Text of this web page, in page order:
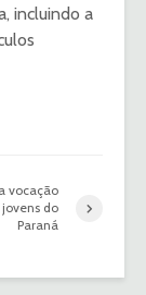
incluindo a
vocação
do
Paraná